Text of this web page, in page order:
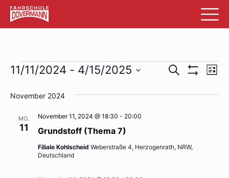
Veranstaltungen Suche Liste
11/11/2024 - 4/15/2025
wählen.
November 2024
MO.
11 Grundstoff (Thema 7)
November 11, 2024 @ 18:30 - 20:00
Filiale Kohlscheid Weberstraße 4, Herzogenrath, NRW,
Deutschland